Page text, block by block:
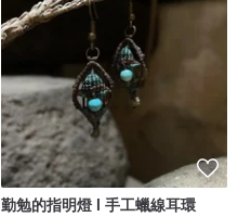
勤勉的指明燈 l 手工蠟線耳環